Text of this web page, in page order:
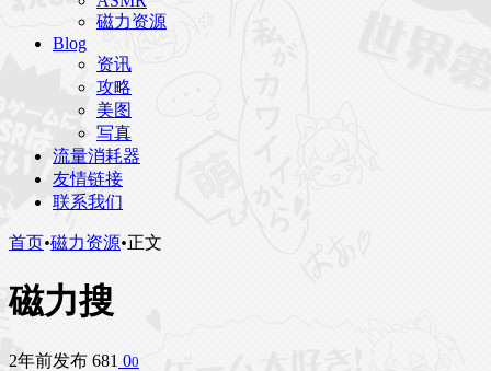
磁力资源
Blog
资讯
攻略
美图
写真
流量消耗器
友情链接
联系我们
首页•磁力资源•正文
磁力搜
2年前发布 681 00